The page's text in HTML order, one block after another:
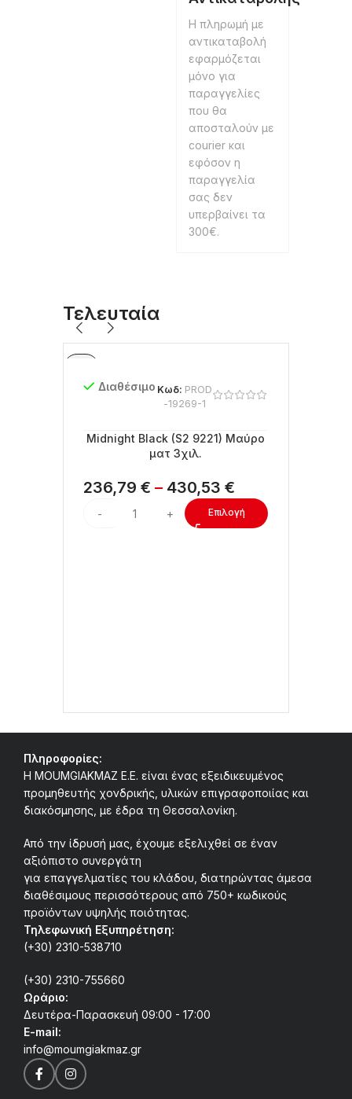
Η πληρωμή με
αντικαταβολή
εφαρμόζεται
μόνο για
παραγγελίες
που θα
αποσταλούν με
courier και
εφόσον η
παραγγελία
σας δεν
υπερβαίνει τα
300€.
Τελευταία
Διαθέσιμο Κωδ: PROD
-19269-1
Midnight Black (S2 9221) Μαύρο
ματ 3χιλ.
236,79 € – 430,53 €
Επιλογή
Πληροφορίες:
Η MOUMGIAKMAZ E.E. είναι ένας εξειδικευμένος
προμηθευτής χονδρικής, υλικών επιγραφοποιίας και
διακόσμησης, με έδρα τη Θεσσαλονίκη.
Από την ίδρυσή μας, έχουμε εξελιχθεί σε έναν
αξιόπιστο συνεργάτη
για επαγγελματίες του κλάδου, διατηρώντας άμεσα
διαθέσιμους περισσότερους από 750+ κωδικούς
προϊόντων υψηλής ποιότητας.
Τηλεφωνική Εξυπηρέτηση:
(+30) 2310-538710
(+30) 2310-755660
Ωράριο:
Δευτέρα-Παρασκευή 09:00 - 17:00
E-mail:
info@moumgiakmaz.gr